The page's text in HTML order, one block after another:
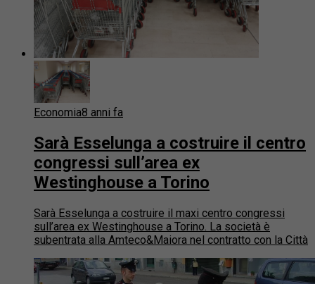
Economia8 anni fa
Sarà Esselunga a costruire il centro
congressi sull’area ex
Westinghouse a Torino
Sarà Esselunga a costruire il maxi centro congressi
sull’area ex Westinghouse a Torino. La società è
subentrata alla Amteco&Maiora nel contratto con la Città